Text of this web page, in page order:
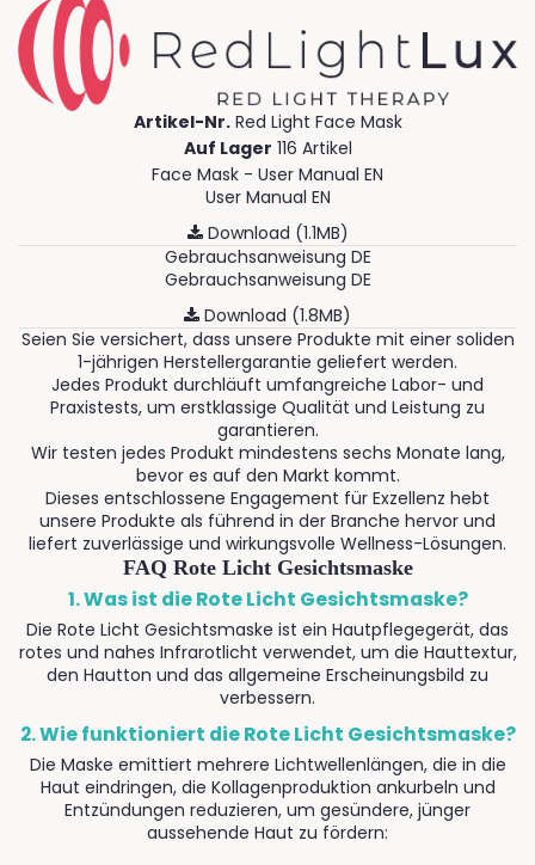
Artikel-Nr. Red Light Face Mask
Auf Lager 116 Artikel
Face Mask - User Manual EN
User Manual EN
Download (1.1MB)
Gebrauchsanweisung DE
Gebrauchsanweisung DE
Download (1.8MB)
Seien Sie versichert, dass unsere Produkte mit einer soliden
1-jährigen Herstellergarantie geliefert werden.
Jedes Produkt durchläuft umfangreiche Labor- und
Praxistests, um erstklassige Qualität und Leistung zu
garantieren.
Wir testen jedes Produkt mindestens sechs Monate lang,
bevor es auf den Markt kommt.
Dieses entschlossene Engagement für Exzellenz hebt
unsere Produkte als führend in der Branche hervor und
liefert zuverlässige und wirkungsvolle Wellness-Lösungen.
FAQ Rote Licht Gesichtsmaske
1. Was ist die Rote Licht Gesichtsmaske?
Die Rote Licht Gesichtsmaske ist ein Hautpflegegerät, das
rotes und nahes Infrarotlicht verwendet, um die Hauttextur,
den Hautton und das allgemeine Erscheinungsbild zu
verbessern.
2. Wie funktioniert die Rote Licht Gesichtsmaske?
Die Maske emittiert mehrere Lichtwellenlängen, die in die
Haut eindringen, die Kollagenproduktion ankurbeln und
Entzündungen reduzieren, um gesündere, jünger
aussehende Haut zu fördern: